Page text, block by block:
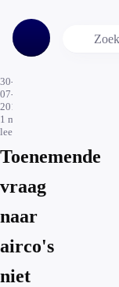
30-
07-
2019
1 min.
leestijd
Toenemende
vraag
naar
airco's
niet